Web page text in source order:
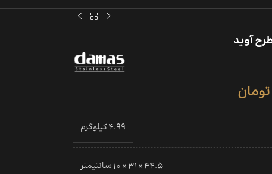
تومان
4.99 کیلوگرم
44.5 × 31 × 10 سانتیمتر